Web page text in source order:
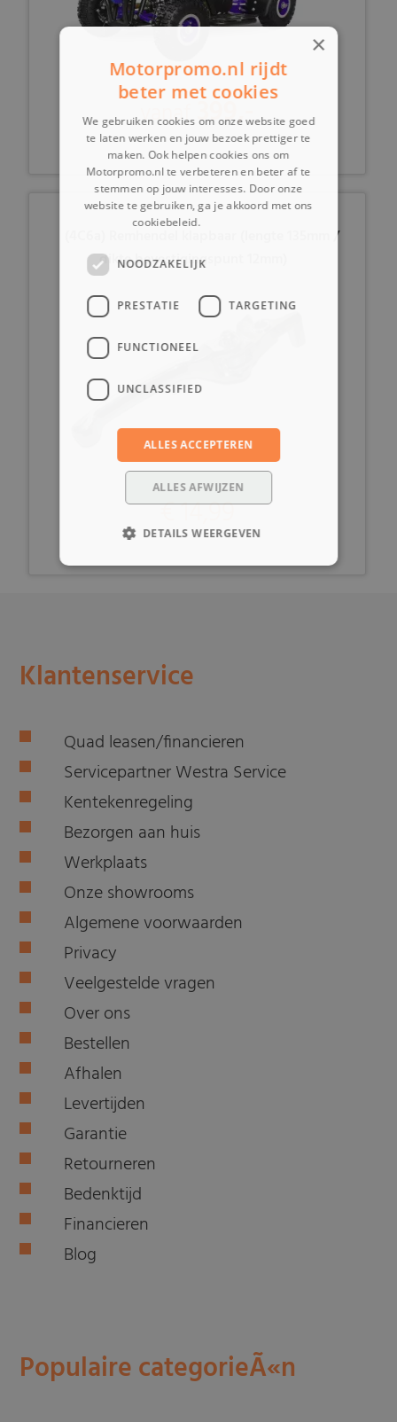
vanaf399,-
(4C6a) Remhendel klapbaar (lengte 135mm /
dikte bevestigingspunt 12mm)
€ 14,99
Klantenservice
Quad leasen/financieren
Servicepartner Westra Service
Kentekenregeling
Bezorgen aan huis
Werkplaats
Onze showrooms
Algemene voorwaarden
Privacy
Veelgestelde vragen
Over ons
Bestellen
Afhalen
Levertijden
Garantie
Retourneren
Bedenktijd
Financieren
Blog
Populaire categorieÃ«n
×
Motorpromo.nl rijdt
beter met cookies
We gebruiken cookies om onze website goed
te laten werken en jouw bezoek prettiger te
maken. Ook helpen cookies ons om
Motorpromo.nl te verbeteren en beter af te
stemmen op jouw interesses. Door onze
website te gebruiken, ga je akkoord met ons
cookiebeleid.
NOODZAKELIJK
PRESTATIE TARGETING
FUNCTIONEEL
UNCLASSIFIED
ALLES ACCEPTEREN
ALLES AFWIJZEN
DETAILS WEERGEVEN